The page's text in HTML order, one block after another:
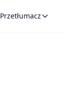
Przetłumacz